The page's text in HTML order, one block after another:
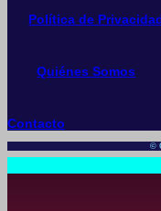
Política de
Quiénes Somos
Contacto
©